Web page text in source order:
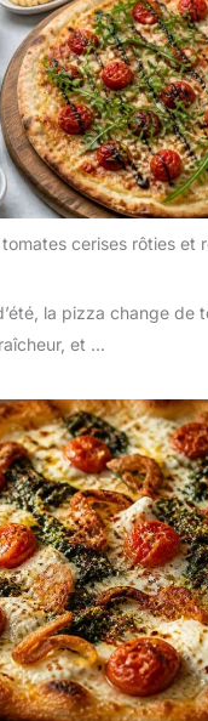
cerises rôties et
la pizza change de
et ...